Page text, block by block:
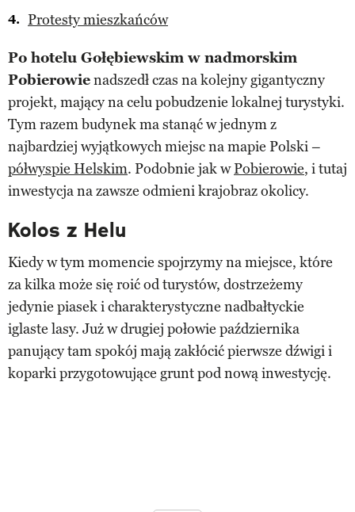
Protesty mieszkańców
Po hotelu Gołębiewskim w nadmorskim
Pobierowienadszedł czas na kolejny gigantyczny
projekt, mający na celu pobudzenie lokalnej turystyki.
Tym razem budynek ma stanąć w jednym z
najbardziej wyjątkowych miejsc na mapie Polski –
półwyspie Helskim. Podobnie jak wPobierowie, i tutaj
inwestycja na zawsze odmieni krajobraz okolicy.
Kolos z Helu
Kiedy w tym momencie spojrzymy na miejsce, które
za kilka może się roić od turystów, dostrzeżemy
jedynie piasek i charakterystyczne nadbałtyckie
iglaste lasy. Już w drugiej połowie października
panujący tam spokój mają zakłócić pierwsze dźwigi i
koparki przygotowujące grunt pod nową inwestycję.